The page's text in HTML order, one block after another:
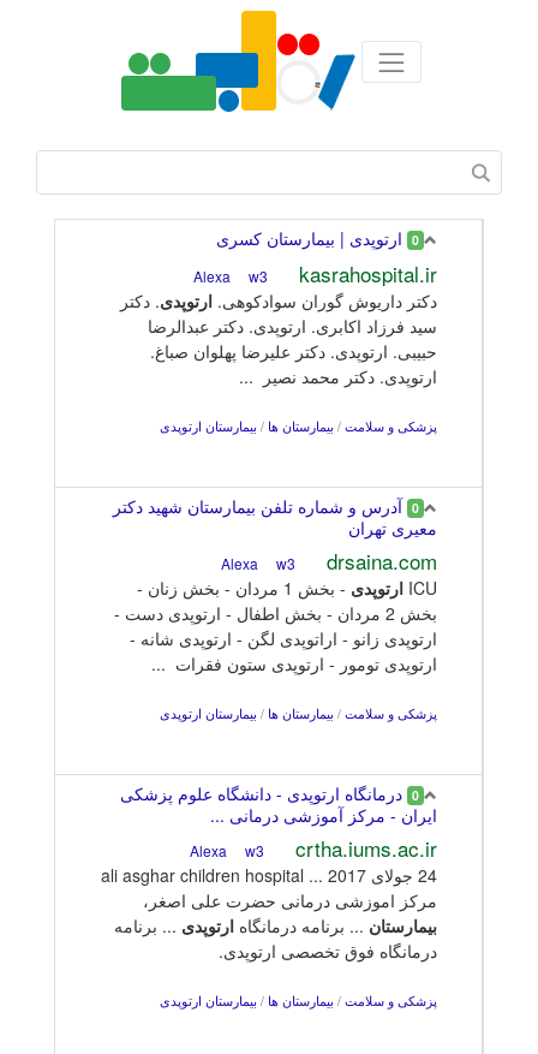
0 ارتوپدی | بیمارستان کسری
kasrahospital.ir
w3
دکتر داریوش گوران سوادکوهی. ارتوپدی. دکتر
سید فرزاد اکابری. ارتوپدی. دکتر عبدالرضا
حبیبی. ارتوپدی. دکتر علیرضا پهلوان صباغ.
ارتوپدی. دکتر محمد نصیر ...
پزشکی و سلامت / بیمارستان ها / بیمارستان ارتوپدی
0 آدرس و شماره تلفن بیمارستان شهید دکتر
معیری تهران
drsaina.com
w3
ICU ارتوپدی
- بخش 1 مردان - بخش زنان -
بخش 2 مردان - بخش اطفال - ارتوپدی دست -
ارتوپدی زانو - اراتوپدی لگن - ارتوپدی شانه -
ارتوپدی تومور - ارتوپدی ستون فقرات ...
پزشکی و سلامت / بیمارستان ها / بیمارستان ارتوپدی
0 درمانگاه ارتوپدی - دانشگاه علوم پزشکی
ایران - مرکز آموزشی درمانی ...
crtha.iums.ac.ir
w3
24 جولای 2017 ... ali asghar children hospital
مرکز اموزشی درمانی حضرت علی اصغر،
بیمارستان ... برنامه درمانگاه ارتوپدی ... برنامه
درمانگاه فوق تخصصی ارتوپدی.
پزشکی و سلامت / بیمارستان ها / بیمارستان ارتوپدی